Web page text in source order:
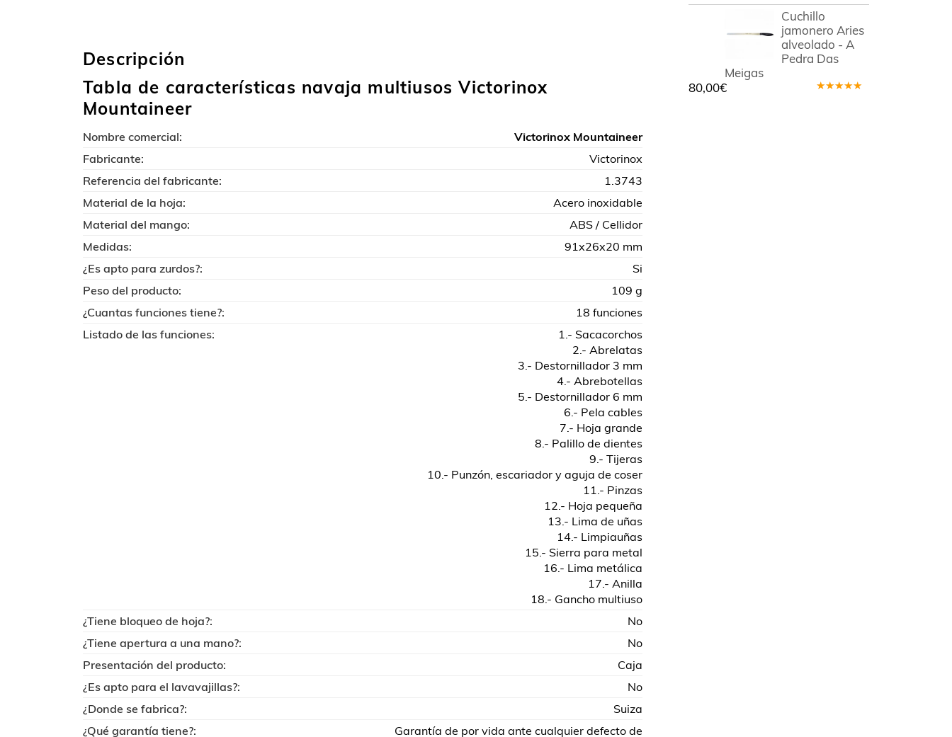
Descripción
Tabla de características navaja multiusos Victorinox
Mountaineer
Nombre comercial:
Victorinox Mountaineer
Fabricante:
Victorinox
Referencia del fabricante:
1.3743
Material de la hoja:
Acero inoxidable
Material del mango:
ABS / Cellidor
Medidas:
91x26x20 mm
¿Es apto para zurdos?:
Si
Peso del producto:
109 g
¿Cuantas funciones tiene?:
18 funciones
Listado de las funciones:
1.- Sacacorchos
2.- Abrelatas
3.- Destornillador 3 mm
4.- Abrebotellas
5.- Destornillador 6 mm
6.- Pela cables
7.- Hoja grande
8.- Palillo de dientes
9.- Tijeras
10.- Punzón, escariador y aguja de coser
11.- Pinzas
12.- Hoja pequeña
13.- Lima de uñas
14.- Limpiauñas
15.- Sierra para metal
16.- Lima metálica
17.- Anilla
18.- Gancho multiuso
¿Tiene bloqueo de hoja?:
No
¿Tiene apertura a una mano?:
No
Presentación del producto:
Caja
¿Es apto para el lavavajillas?:
No
¿Donde se fabrica?:
Suiza
¿Qué garantía tiene?:
Garantía de por vida ante cualquier defecto de
Cuchillo
jamonero Aries
alveolado - A
Pedra Das
Meigas
80,00€